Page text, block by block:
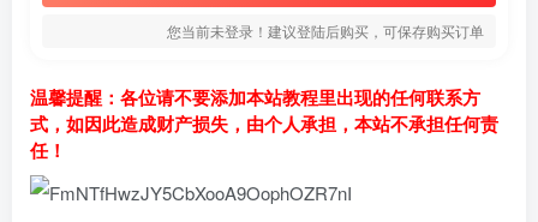
您当前未登录！建议登陆后购买，可保存购买订单
温馨提醒：各位请不要添加本站教程里出现的任何联系方
式，如因此造成财产损失，由个人承担，本站不承担任何责
任！